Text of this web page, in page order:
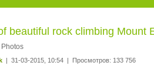
beautiful rock climbing Mount
| 31-03-2015, 10:54 | Просмотров: 133 756